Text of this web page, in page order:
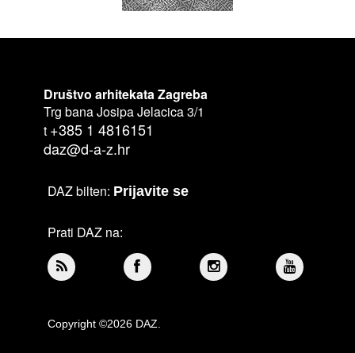
Društvo arhitekata Zagreba
Trg bana Josipa Jelacica 3/1
t +385 1 4816151
daz@d-a-z.hr
DAZ bilten: Prijavite se
Prati DAZ na:
Copyright ©2026 DAZ.